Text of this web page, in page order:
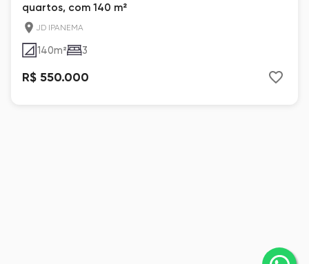
quartos, com 140 m²
JD IPANEMA
140m² 3
R$ 550.000